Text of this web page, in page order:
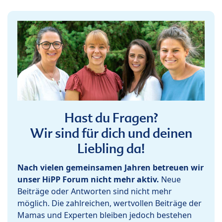
Hast du Fragen?
Wir sind für dich und deinen
Liebling da!
Nach vielen gemeinsamen Jahren betreuen wir
unser HiPP Forum nicht mehr aktiv. Neue
Beiträge oder Antworten sind nicht mehr
möglich. Die zahlreichen, wertvollen Beiträge der
Mamas und Experten bleiben jedoch bestehen